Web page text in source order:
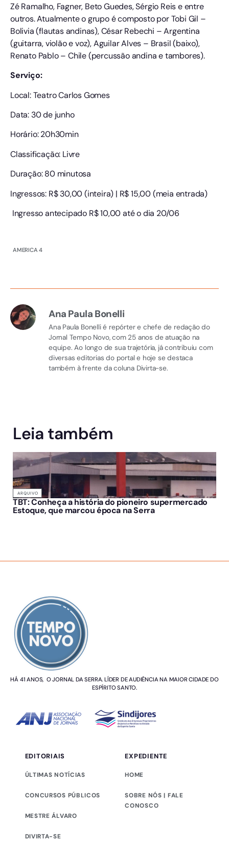
Zé Ramalho, Fagner, Beto Guedes, Sérgio Reis e entre
outros. Atualmente o grupo é composto por Tobi Gil –
Bolivia (flautas andinas), César Rebechi – Argentina
(guitarra, violão e voz), Aguilar Alves – Brasil (baixo),
Renato Pablo – Chile (percussão andina e tambores).
Serviço:
Local: Teatro Carlos Gomes
Data: 30 de junho
Horário: 20h30min
Classificação: Livre
Duração: 80 minutosa
Ingressos: R$ 30,00 (inteira) | R$ 15,00 (meia entrada)
Ingresso antecipado R$ 10,00 até o dia 20/06
AMERICA 4
Ana Paula Bonelli
Ana Paula Bonelli é repórter e chefe de redação do
Jornal Tempo Novo, com 25 anos de atuação na
equipe. Ao longo de sua trajetória, já contribuiu com
diversas editorias do portal e hoje se destaca
também à frente da coluna Divirta-se.
Leia também
ARQUIVO
TBT: Conheça a história do pioneiro supermercado
Estoque, que marcou época na Serra
HÁ 41 ANOS, O JORNAL DA SERRA. LÍDER DE AUDIÊNCIA NA MAIOR CIDADE DO
ESPÍRITO SANTO.
EDITORIAIS
ÚLTIMAS NOTÍCIAS
CONCURSOS PÚBLICOS
MESTRE ÁLVARO
DIVIRTA-SE
EXPEDIENTE
HOME
SOBRE NÓS | FALE
CONOSCO